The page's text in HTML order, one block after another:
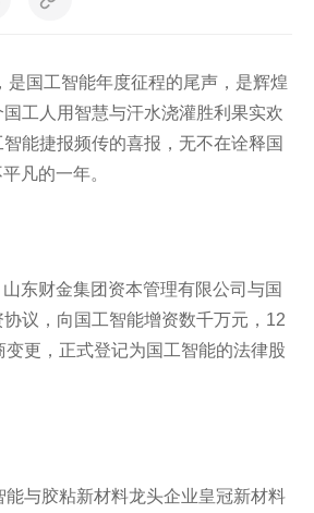
国工智能年度征程的尾声，是辉煌
工人用智慧与汗水浇灌胜利果实欢
能捷报频传的喜报，无不在诠释国
凡的一年。
东财金集团资本管理有限公司与国
议，向国工智能增资数千万元，12
变更，正式登记为国工智能的法律股
与胶粘新材料龙头企业皇冠新材料